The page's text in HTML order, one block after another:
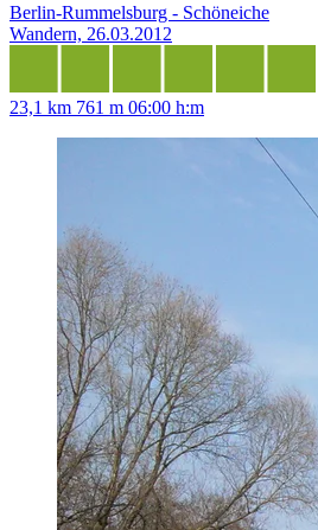
Berlin-Rummelsburg - Schöneiche
Wandern, 26.03.2012
23,1 km 761 m 06:00 h:m